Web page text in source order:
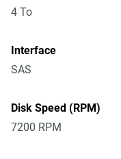
4 To
Interface
SAS
Disk Speed (RPM)
7200 RPM